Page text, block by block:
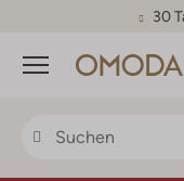
30
Menü